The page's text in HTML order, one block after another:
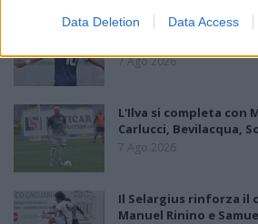
Data Deletion Data Access
Il Monastir riparte dai
7 Ago 2026
L'Ilva si completa con
Carlucci, Bevilacqua,
7 Ago 2026
Il Selargius rinforza il
Manuel Rinino e